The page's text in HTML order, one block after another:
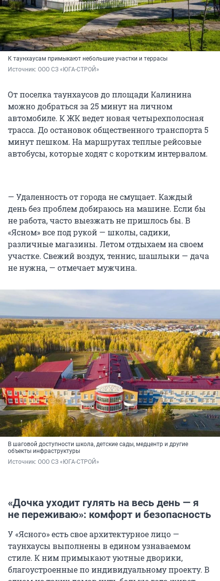
К таунхаусам примыкают небольшие участки и террасы
Источник: ООО СЗ «ЮГА-СТРОЙ»
От поселка таунхаусов до площади Калинина
можно добраться за 25 минут на личном
автомобиле. К ЖК ведет новая четырехполосная
трасса. До остановок общественного транспорта 5
минут пешком. На маршрутах теплые рейсовые
автобусы, которые ходят с коротким интервалом.
— Удаленность от города не смущает. Каждый
день без проблем добираюсь на машине. Если бы
не работа, часто выезжать не пришлось бы. В
«Ясном» все под рукой — школы, садики,
различные магазины. Летом отдыхаем на своем
участке. Свежий воздух, теннис, шашлыки — дача
не нужна, — отмечает мужчина.
В шаговой доступности школа, детские сады, медцентр и другие
объекты инфраструктуры
Источник: ООО СЗ «ЮГА-СТРОЙ»
«Дочка уходит гулять на весь день — я
не переживаю»: комфорт и безопасность
У «Ясного» есть свое архитектурное лицо —
таунхаусы выполнены в едином узнаваемом
стиле. К ним примыкают уютные дворики,
благоустроенные по индивидуальному проекту. В